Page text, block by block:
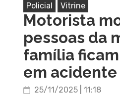
Policial Vitrine
Motorista
pessoas da
família
em acidente
25/11/2025 | 11:18